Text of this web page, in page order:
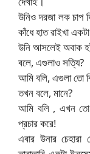
উনিও দরজা লক চাপ
কাঁধে হাত রাইখা
উনি আসলেই অবাক
বলে, এগুলাও সত্যি?
আমি বলি, এগুলা তো
তখন বলে, মানে?
আমি বলি , এখন তো
প্রচার করে!
এবার উনার চেহারা